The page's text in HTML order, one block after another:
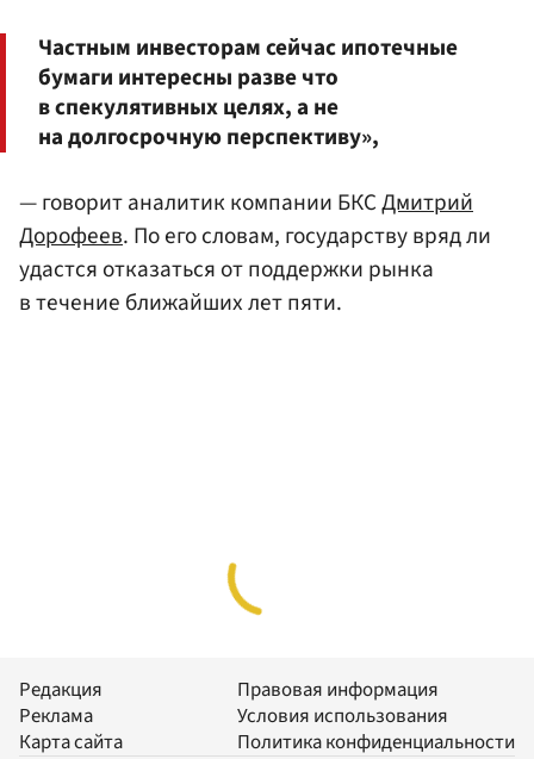
Частным инвесторам сейчас ипотечные
бумаги интересны разве что
в спекулятивных целях, а не
на долгосрочную перспективу»,
— говорит аналитик компании БКСДмитрий
Дорофеев. По его словам, государству вряд ли
удастся отказаться от поддержки рынка
в течение ближайших лет пяти.
Редакция
Реклама
Карта сайта
Правовая информация
Условия использования
Политика конфиденциальности